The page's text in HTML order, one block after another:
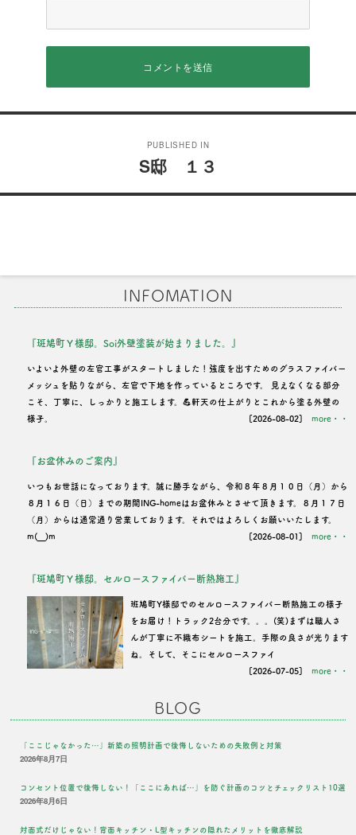
PUBLISHED IN
S邸 １３
INFOMATION
『斑鳩町Ｙ様邸。Soi外壁塗装が始まりました。』
いよいよ外壁の左官工事がスタートしました！強度を出すためのグラスファイバー
メッシュを貼りながら、左官で下地を作っているところです。 見えなくなる部分
こそ、丁寧に、しっかりと施工します。💪軒天の仕上がりとこれから塗る外壁の
様子。 [2026-08-02] more・・
『お盆休みのご案内』
いつもお世話になっております。誠に勝手ながら、令和８年８月１０日（月）から
８月１６日（日）までの期間ING-homeはお盆休みとさせて頂きます。８月１７日
（月）からは通常通り営業しております。それではよろしくお願いいたします。
m(__)m [2026-08-01] more・・
『斑鳩町Ｙ様邸。セルロースファイバー断熱施工』
班鳩町Y様邸でのセルロースファイバー断熱施工の様子
をお届け！トラック2台分です。。。(笑)まずは職人さ
んが丁寧に不織布シートを施工。手際の良さが光ります
ね。そして、そこにセルロースファイ
[2026-07-05] more・・
BLOG
「ここじゃなかった…」新築の照明計画で後悔しないための失敗例と対策
2026年8月7日
コンセント位置で後悔しない！「ここにあれば…」を防ぐ計画のコツとチェックリスト10選
2026年8月6日
対面式だけじゃない！背面キッチン・L型キッチンの隠れたメリットを徹底解説